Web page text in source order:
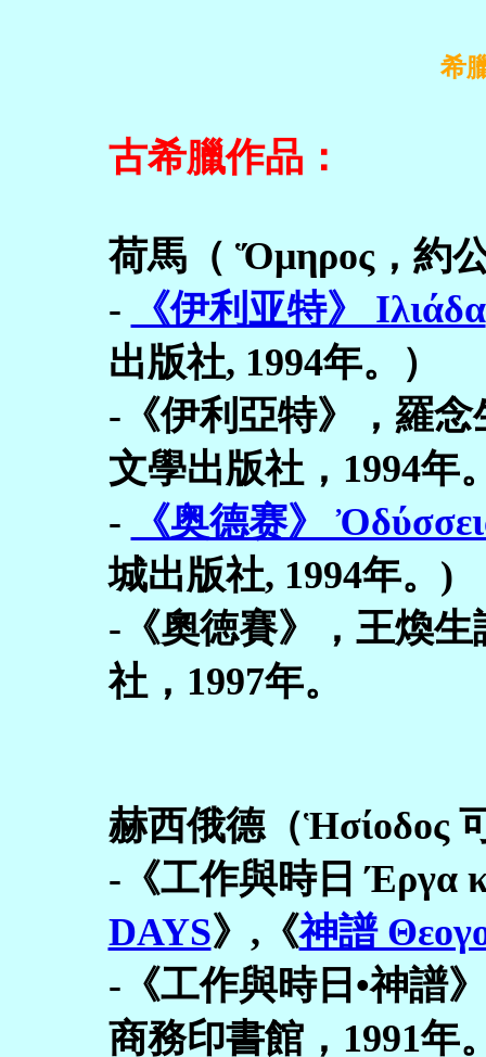
希
古希臘作品：
荷馬（ Ὅμηρος，約
-
《伊利亚特》 Ιλιάδα
出版社, 1994年。）
-《伊利亞特》，羅
文學出版社，1994年
-
《奥德赛》
城出版社, 1994年。)
-《奧徳賽》，王煥
社，1997年。
赫西俄德（Ἡσίοδος
-《工作與時日 Έργα
DAYS》,《神譜
-《工作與時日•神譜
商務印書館，1991年